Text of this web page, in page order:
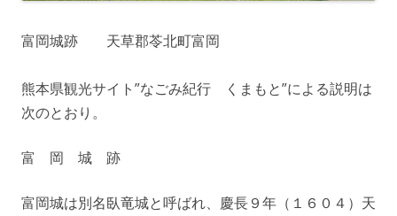
富岡城跡 天草郡苓北町富岡
熊本県観光サイト”なごみ紀行 くまもと”による説明は
次のとおり。
富 岡 城 跡
富岡城は別名臥竜城と呼ばれ、慶長９年（１６０４）天